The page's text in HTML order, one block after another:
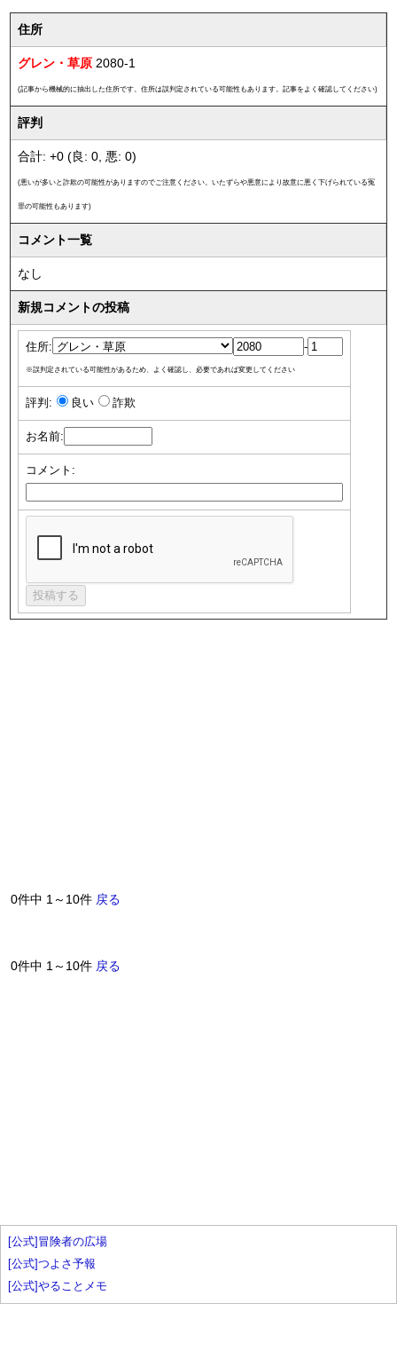
住所
グレン・草原 2080-1
(記事から機械的に抽出した住所です。住所は誤判定されている可能性もあります。記事をよく確認してください)
評判
合計: +0 (良: 0, 悪: 0)
(悪いが多いと詐欺の可能性がありますのでご注意ください。いたずらや悪意により故意に悪く下げられている冤
罪の可能性もあります)
コメント一覧
なし
新規コメントの投稿
住所: -
※誤判定されている可能性があるため、よく確認し、必要であれば変更してください
評判: 良い 詐欺
お名前:
コメント:
0件中 1～10件 戻る
0件中 1～10件 戻る
[公式]冒険者の広場
[公式]つよさ予報
[公式]やることメモ